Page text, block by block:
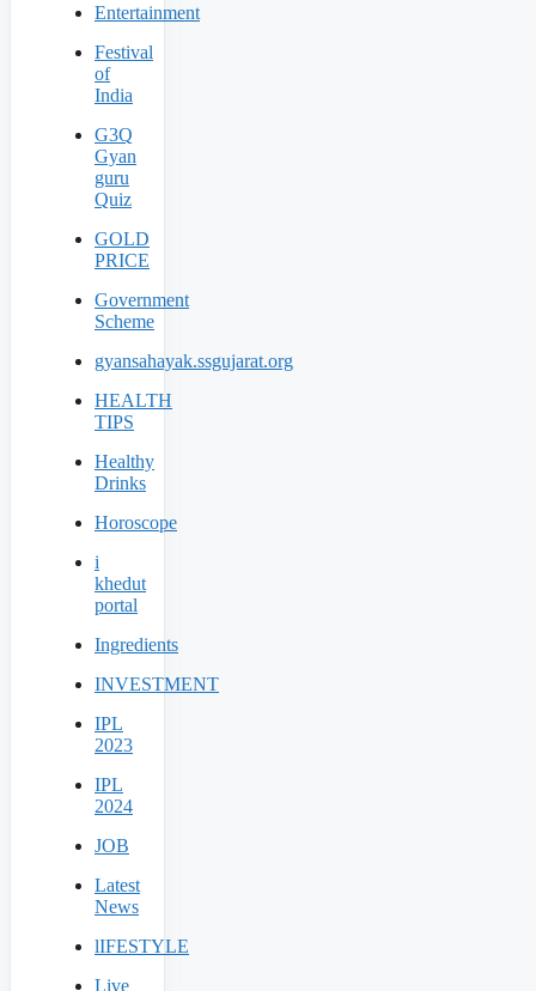
Entertainment
Festival
of
India
G3Q
Gyan
guru
Quiz
GOLD
PRICE
Government
Scheme
gyansahayak.ssgujarat.org
HEALTH
TIPS
Healthy
Drinks
Horoscope
i
khedut
portal
Ingredients
INVESTMENT
IPL
2023
IPL
2024
JOB
Latest
News
lIFESTYLE
Live